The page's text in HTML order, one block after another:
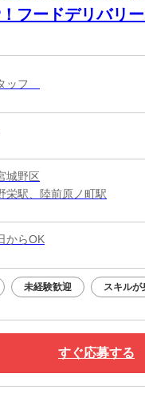
フードデリバリ
ッフ
城野区
栄駅、陸前原ノ町駅
からOK
未経験歓迎 スキルが
すぐ応募する